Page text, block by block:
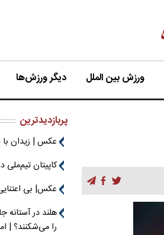
ورزش بین الملل دیگر ورزش‌ها
پربازدیدترین
عکس | زیدان با
کاپیتان تیم‌ملی
عکس| بی
را می‌شکنند؟ |